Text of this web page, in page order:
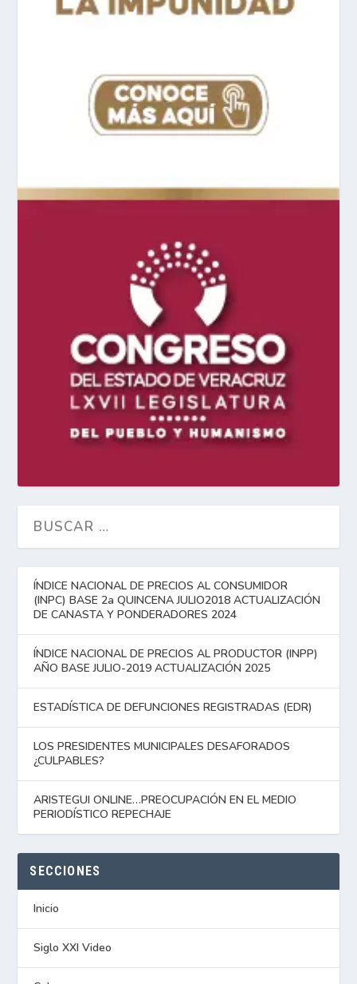
ÍNDICE NACIONAL DE PRECIOS AL CONSUMIDOR
(INPC) BASE 2a QUINCENA JULIO2018 ACTUALIZACIÓN
DE CANASTA Y PONDERADORES 2024
ÍNDICE NACIONAL DE PRECIOS AL PRODUCTOR (INPP)
AÑO BASE JULIO-2019 ACTUALIZACIÓN 2025
ESTADÍSTICA DE DEFUNCIONES REGISTRADAS (EDR)
LOS PRESIDENTES MUNICIPALES DESAFORADOS
¿CULPABLES?
ARISTEGUI ONLINE…PREOCUPACIÓN EN EL MEDIO
PERIODÍSTICO REPECHAJE
SECCIONES
Inicio
Siglo XXI Video